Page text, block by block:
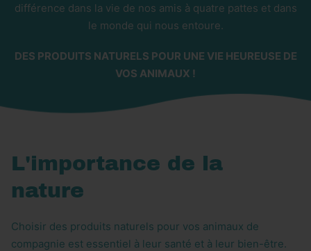
différence dans la vie de nos amis à quatre pattes et dans
le monde qui nous entoure.
DES PRODUITS NATURELS POUR UNE VIE HEUREUSE DE
VOS ANIMAUX !
L'importance de la
nature
Choisir des produits naturels pour vos animaux de
compagnie est essentiel à leur santé et à leur bien-être.